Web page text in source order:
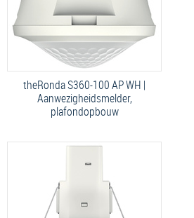
theRonda S360-100 AP WH |
Aanwezigheidsmelder,
plafondopbouw